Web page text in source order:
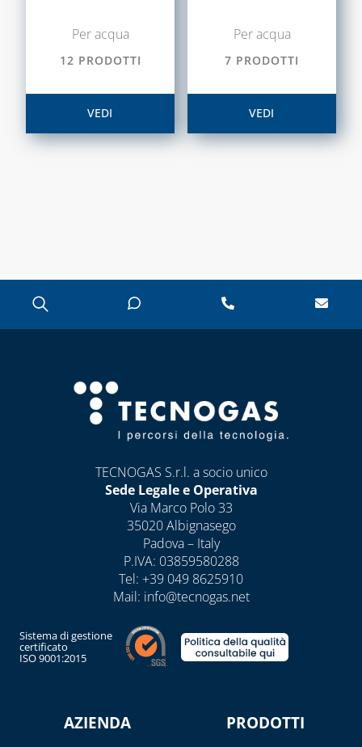
Per acqua
12 PRODOTTI
VEDI
Per acqua
7 PRODOTTI
VEDI
TECNOGAS S.r.l. a socio unico
Sede Legale e Operativa
Via Marco Polo 33
35020 Albignasego
Padova – Italy
P.IVA: 03859580288
Tel: +39 049 8625910
Mail: info@tecnogas.net
Sistema di gestione
certificato
ISO 9001:2015
AZIENDA PRODOTTI